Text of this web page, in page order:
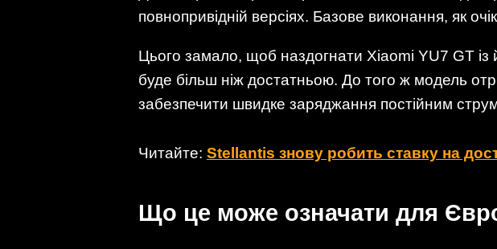
повнопривідній версіях. Базове виконання, як
Цього замало, щоб наздогнати Xiaomi YU7 GT із
буде більш ніж достатньою. До того ж модель
забезпечити швидке заряджання постійним
Читайте: Stellantis знову робить ставку на
Що це може означати для